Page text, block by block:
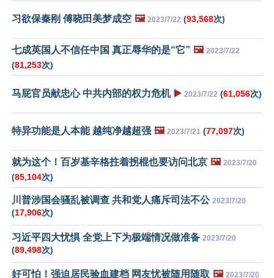
习欲保秦刚 傅晓田美梦成空 🖼️ 2023/7/22 (93,568次)
七成英国人不信任中国 真正辱华的是“它” 🖼️ 2023/7/22
(81,253次)
马屁官员献忠心 中共内部的权力危机 ▶️ 2023/7/22 (61,056次)
特异功能是人本能 越纯净越超强 🖼️ 2023/7/21 (77,097次)
就为这个！百岁基辛格拄着拐棍也要访问北京 🖼️ 2023/7/20
(85,104次)
川普涉国会骚乱被调查 共和党人痛斥司法不公 2023/7/20
(17,906次)
习近平四大忧惧 全党上下为极端情况做准备 2023/7/20
(89,498次)
好可怕！强迫居民验血建档 网友忧被随用随取 🖼️ 2023/7/20